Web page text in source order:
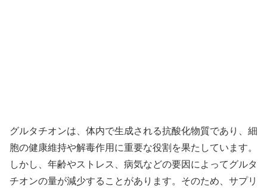
グルタチオンは、体内で生成される抗酸化物質であり、細
胞の健康維持や解毒作用に重要な役割を果たしています。
しかし、年齢やストレス、病気などの要因によってグルタ
チオンの量が減少することがあります。そのため、サプリ